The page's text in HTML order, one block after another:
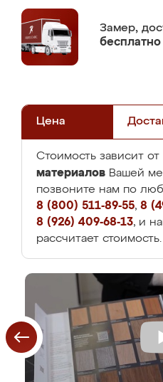
Замер,
бесплатно
Цена
Стоимость зависит от
материалов Вашей
позвоните нам по
8 (800) 511-89-55, 8
8 (926) 409-68-13, и
рассчитает стоимость.